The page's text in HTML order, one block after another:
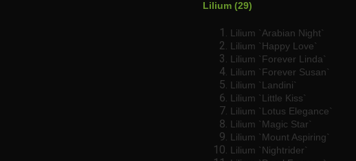
Lilium (29)
Lilium `Arabian Night`
Lilium `Happy Love`
Lilium `Forever Linda`
Lilium `Forever Susan`
Lilium `Landini`
Lilium `Little Kiss`
Lilium `Lotus Elegance`
Lilium `Magic Star`
Lilium `Mount Aspiring`
Lilium `Nightrider`